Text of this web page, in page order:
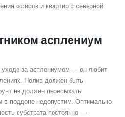
офисов и квартир с северной
асплениум
уходе за асплениумом — он любит
Полив должен быть
не должен пересыхать
в поддоне недопустим. Оптимально
субстрата постоянно —